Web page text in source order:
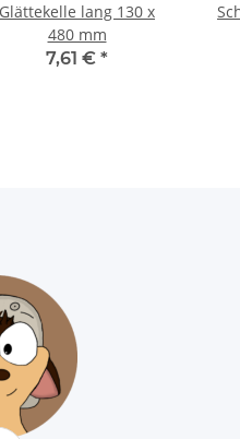
Glättekelle lang 130 x
480 mm
7,61 € *